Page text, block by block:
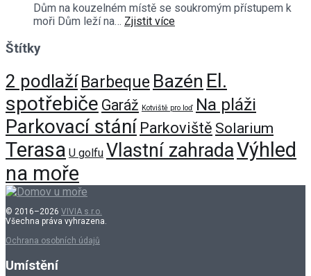
Dům na kouzelném místě se soukromým přístupem k
moři Dům leží na… Zjistit více
Štítky
2 podlaží Barbeque Bazén El.
spotřebiče Garáž Kotviště pro loď Na pláži
Parkovací stání Parkoviště Solarium
Terasa U golfu Vlastní zahradaVýhled
na moře
© 2016–2026 VIVIA s.r.o.
Všechna práva vyhrazena.
Ochrana osobních údajů
Umístění